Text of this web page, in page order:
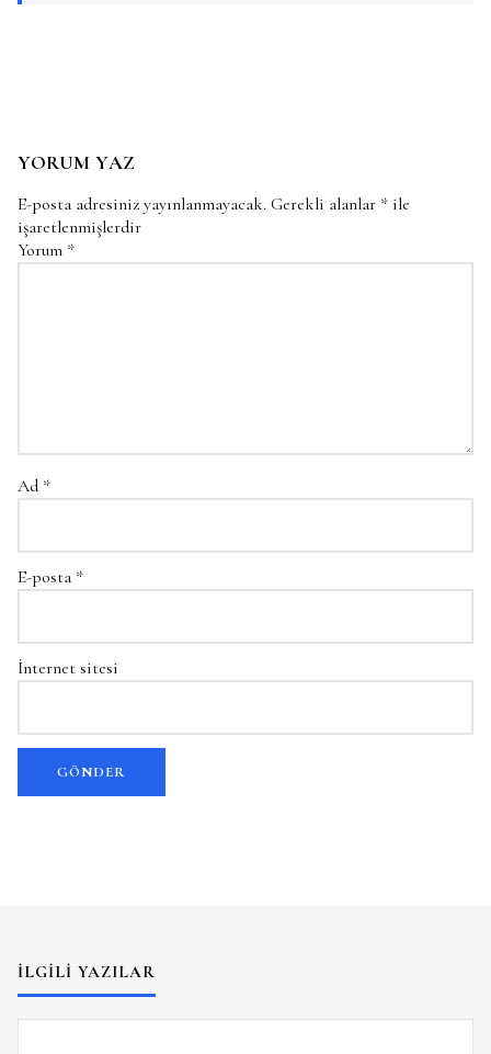
YORUM YAZ
E-posta adresiniz yayınlanmayacak. Gerekli alanlar * ile
işaretlenmişlerdir
Yorum *
Ad *
E-posta *
İnternet sitesi
İLGILI YAZILAR